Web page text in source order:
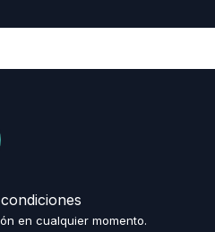
en cualquier momento.